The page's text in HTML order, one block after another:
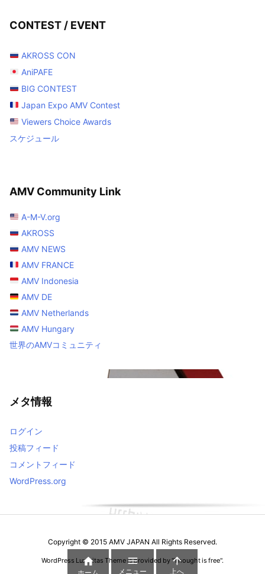
CONTEST / EVENT
AKROSS CON
AniPAFE
BIG CONTEST
Japan Expo AMV Contest
Viewers Choice Awards
スケジュール
AMV Community Link
A-M-V.org
AKROSS
AMV NEWS
AMV FRANCE
AMV Indonesia
AMV DE
AMV Netherlands
AMV Hungary
世界のAMVコミュニティ
メタ情報
ログイン
投稿フィード
コメントフィード
WordPress.org
Copyright © 2015 AMV JAPAN All Rights Reserved.
WordPress Luxeritas Theme is provided by "Thought is free".
 
メニュー

上へ